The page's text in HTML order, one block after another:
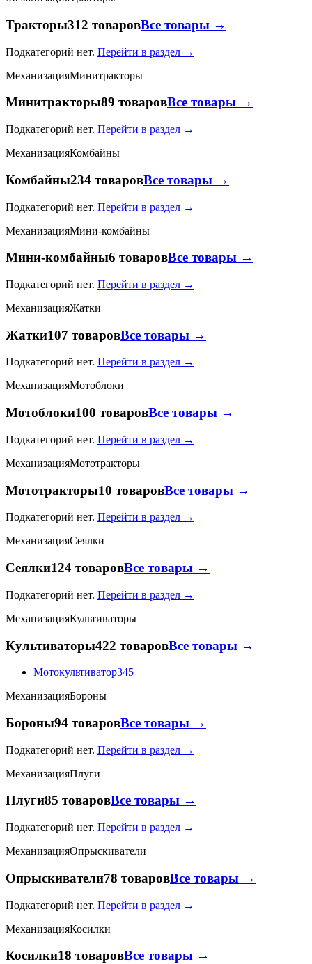
Тракторы312 товаровВсе товары →
Подкатегорий нет. Перейти в раздел →
МеханизацияМинитракторы
Минитракторы89 товаровВсе товары →
Подкатегорий нет. Перейти в раздел →
МеханизацияКомбайны
Комбайны234 товаровВсе товары →
Подкатегорий нет. Перейти в раздел →
МеханизацияМини-комбайны
Мини-комбайны6 товаровВсе товары →
Подкатегорий нет. Перейти в раздел →
МеханизацияЖатки
Жатки107 товаровВсе товары →
Подкатегорий нет. Перейти в раздел →
МеханизацияМотоблоки
Мотоблоки100 товаровВсе товары →
Подкатегорий нет. Перейти в раздел →
МеханизацияМототракторы
Мототракторы10 товаровВсе товары →
Подкатегорий нет. Перейти в раздел →
МеханизацияСеялки
Сеялки124 товаровВсе товары →
Подкатегорий нет. Перейти в раздел →
МеханизацияКультиваторы
Культиваторы422 товаровВсе товары →
Мотокультиватор345
МеханизацияБороны
Бороны94 товаровВсе товары →
Подкатегорий нет. Перейти в раздел →
МеханизацияПлуги
Плуги85 товаровВсе товары →
Подкатегорий нет. Перейти в раздел →
МеханизацияОпрыскиватели
Опрыскиватели78 товаровВсе товары →
Подкатегорий нет. Перейти в раздел →
МеханизацияКосилки
Косилки18 товаровВсе товары →